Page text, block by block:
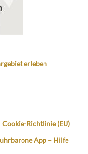
erleben
Cookie-Richtlinie (EU)
App – Hilfe